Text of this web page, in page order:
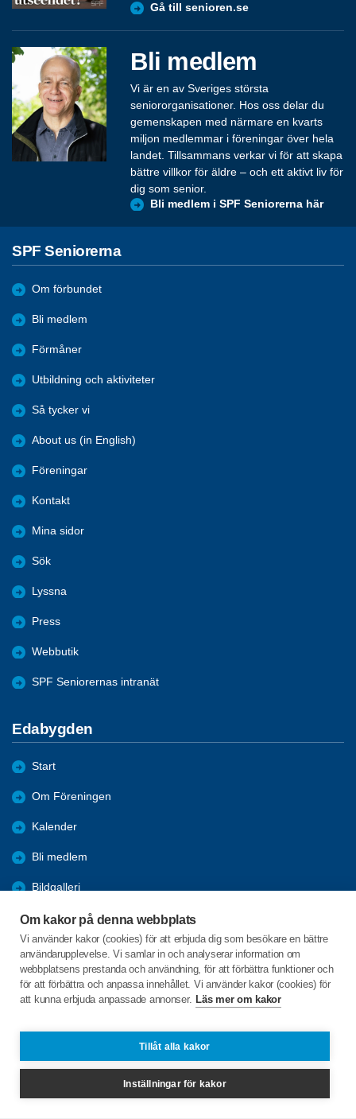
Om kakor på denna webbplats
Vi använder kakor (cookies) för att erbjuda dig som besökare en bättre
användarupplevelse. Vi samlar in och analyserar information om
webbplatsens prestanda och användning, för att förbättra funktioner och
för att förbättra och anpassa innehållet. Vi använder kakor (cookies) för
att kunna erbjuda anpassade annonser. Läs mer om kakor
Tillåt alla kakor
Inställningar för kakor
Gå till senioren.se
Bli medlem
Vi är en av Sveriges största
seniororganisationer. Hos oss delar du
gemenskapen med närmare en kvarts
miljon medlemmar i föreningar över hela
landet. Tillsammans verkar vi för att skapa
bättre villkor för äldre – och ett aktivt liv för
dig som senior.
Bli medlem i SPF Seniorerna här
SPF Seniorerna
Om förbundet
Bli medlem
Förmåner
Utbildning och aktiviteter
Så tycker vi
About us (in English)
Föreningar
Kontakt
Mina sidor
Sök
Lyssna
Press
Webbutik
SPF Seniorernas intranät
Edabygden
Start
Om Föreningen
Kalender
Bli medlem
Bildgalleri
Aktiviteter
Referat
Länkar
edabygden@spfseniorerna.se